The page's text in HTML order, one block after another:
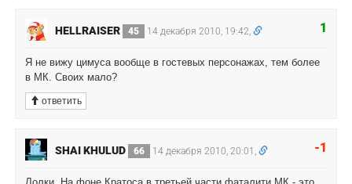
1
HELLRAISER 45 14 декабря 2010, 19:42,
Я не вижу цимуса вообще в гостевых персонажах, тем более
в МК. Своих мало?
ответить
-1
SHAI KHULUD 66 14 декабря 2010, 20:01,